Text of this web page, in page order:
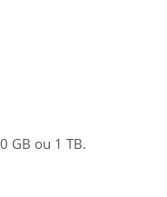
GB ou 1 TB.